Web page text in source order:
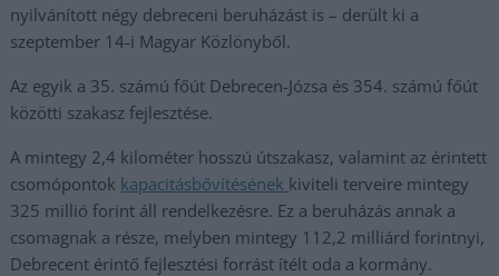
nyilvánított négy debreceni beruházást is – derült ki a
szeptember 14-i Magyar Közlönyből.
Az egyik a 35. számú főút Debrecen-Józsa és 354. számú főút
közötti szakasz fejlesztése.
A mintegy 2,4 kilométer hosszú útszakasz, valamint az érintett
csomópontok kapacitásbővítésének kiviteli terveire mintegy
325 millió forint áll rendelkezésre. Ez a beruházás annak a
csomagnak a része, melyben mintegy 112,2 milliárd forintnyi,
Debrecent érintő fejlesztési forrást ítélt oda a kormány.